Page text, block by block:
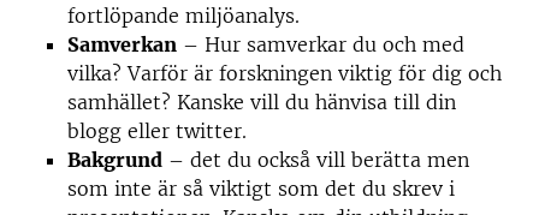
fortlöpande miljöanalys.
Samverkan – Hur samverkar du och med
vilka? Varför är forskningen viktig för dig och
samhället? Kanske vill du hänvisa till din
blogg eller twitter.
Bakgrund – det du också vill berätta men
som inte är så viktigt som det du skrev i